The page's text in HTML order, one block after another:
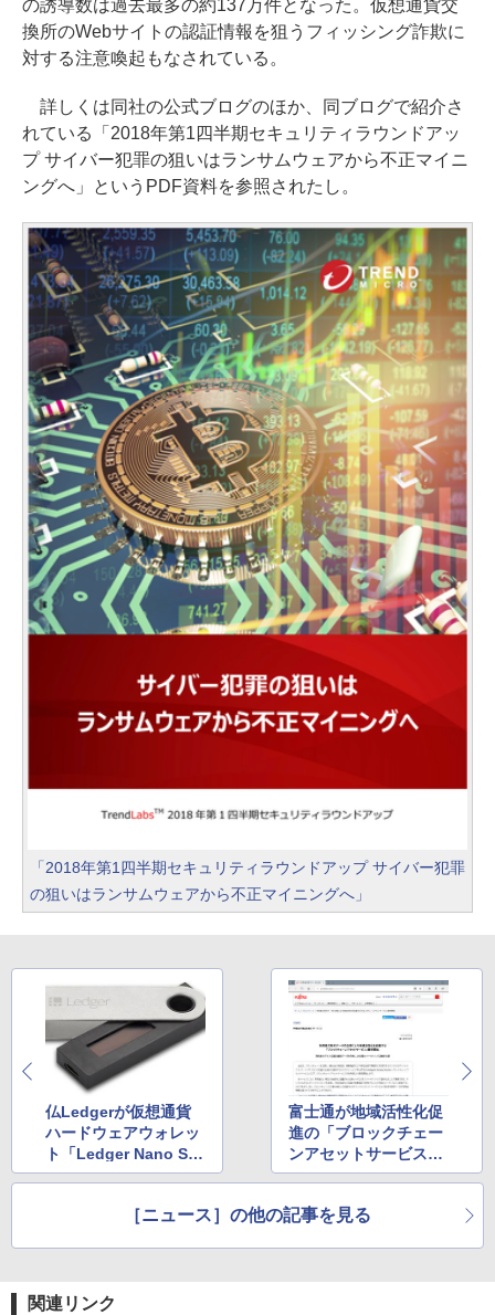
の誘導数は過去最多の約137万件となった。仮想通貨交
換所のWebサイトの認証情報を狙うフィッシング詐欺に
対する注意喚起もなされている。
詳しくは同社の公式ブログのほか、同ブログで紹介さ
れている「2018年第1四半期セキュリティラウンドアッ
プ サイバー犯罪の狙いはランサムウェアから不正マイニ
ングへ」というPDF資料を参照されたし。
「2018年第1四半期セキュリティラウンドアップ サイバー犯罪
の狙いはランサムウェアから不正マイニングへ」
仏Ledgerが仮想通貨
ハードウェアウォレッ
ト「Ledger Nano S」
専用アプリの新バージ
ス 〜複数の仮想通貨を
富士通が地域活性化促
進の「ブロックチェー
ンアセットサービス」
を販売開始 〜クーポン
用可能な地域や期間を
［ニュース］の他の記事を見る
関連リンク